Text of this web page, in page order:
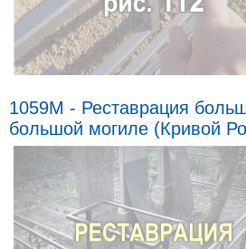
1059М - Реставрация
большой могиле (Кривой